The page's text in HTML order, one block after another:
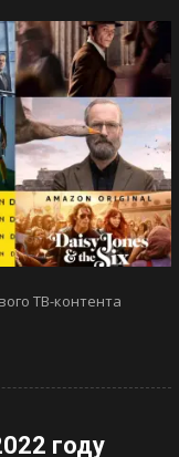
ТВ-контента
году